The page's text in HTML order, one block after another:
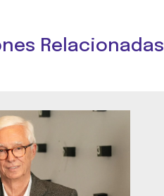
Relacionadas